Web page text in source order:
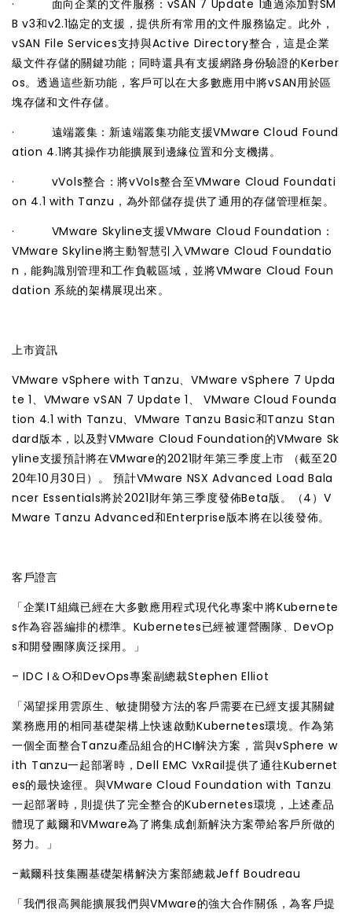
· 面向企業的文件服務：vSAN 7 Update 1通過添加對SM
B v3和v2.1協定的支援，提供所有常用的文件服務協定。此外，
vSAN File Services支持與Active Directory整合，這是企業
級文件存儲的關鍵功能；同時還具有支援網路身份驗證的Kerber
os。透過這些新功能，客戶可以在大多數應用中將vSAN用於區
塊存儲和文件存儲。
· 遠端叢集：新遠端叢集功能支援VMware Cloud Found
ation 4.1將其操作功能擴展到邊緣位置和分支機搆。
· vVols整合：將vVols整合至VMware Cloud Foundati
on 4.1 with Tanzu，為外部儲存提供了通用的存儲管理框架。
· VMware Skyline支援VMware Cloud Foundation：
VMware Skyline將主動智慧引入VMware Cloud Foundatio
n，能夠識別管理和工作負載區域，並將VMware Cloud Foun
dation 系統的架構展現出來。
上市資訊
VMware vSphere with Tanzu、VMware vSphere 7 Upda
te 1、VMware vSAN 7 Update 1、 VMware Cloud Founda
tion 4.1 with Tanzu、VMware Tanzu Basic和Tanzu Stan
dard版本，以及對VMware Cloud Foundation的VMware Sk
yline支援預計將在VMware的2021財年第三季度上市 （截至20
20年10月30日）。 預計VMware NSX Advanced Load Bala
ncer Essentials將於2021財年第三季度發佈Beta版。（4）V
Mware Tanzu Advanced和Enterprise版本將在以後發佈。
客戶證言
「企業IT組織已經在大多數應用程式現代化專案中將Kubernete
s作為容器編排的標準。Kubernetes已經被運營團隊、DevOp
s和開發團隊廣泛採用。」
– IDC I＆O和DevOps專案副總裁Stephen Elliot
「渴望採用雲原生、敏捷開發方法的客戶需要在已經支援其關鍵
業務應用的相同基礎架構上快速啟動Kubernetes環境。作為第
一個全面整合Tanzu產品組合的HCI解決方案，當與vSphere w
ith Tanzu一起部署時，Dell EMC VxRail提供了通往Kubernet
es的最快途徑。與VMware Cloud Foundation with Tanzu
一起部署時，則提供了完全整合的Kubernetes環境，上述產品
體現了戴爾和VMware為了將集成創新解決方案帶給客戶所做的
努力。」
–戴爾科技集團基礎架構解決方案部總裁Jeff Boudreau
「我們很高興能擴展我們與VMware的強大合作關係，為客戶提